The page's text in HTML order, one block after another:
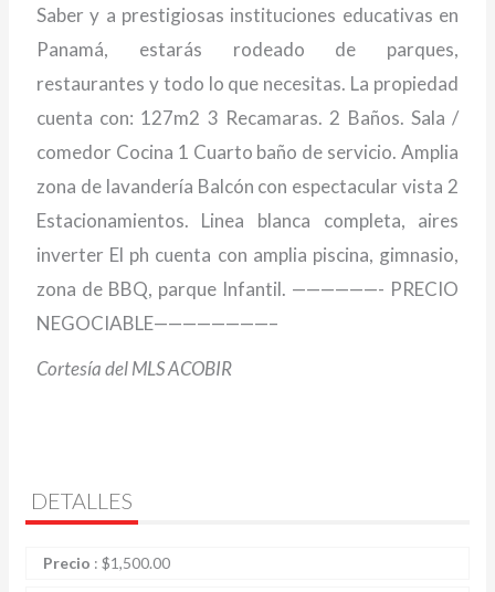
Saber y a prestigiosas instituciones educativas en
Panamá, estarás rodeado de parques,
restaurantes y todo lo que necesitas. La propiedad
cuenta con: 127m2 3 Recamaras. 2 Baños. Sala /
comedor Cocina 1 Cuarto baño de servicio. Amplia
zona de lavandería Balcón con espectacular vista 2
Estacionamientos. Linea blanca completa, aires
inverter El ph cuenta con amplia piscina, gimnasio,
zona de BBQ, parque Infantil. ——————- PRECIO
NEGOCIABLE————————–
Cortesía del MLS ACOBIR
DETALLES
Precio : $1,500.00